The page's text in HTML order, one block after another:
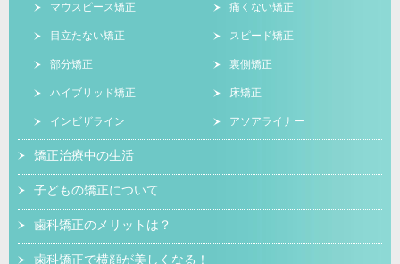
マウスピース矯正 痛くない矯正
目立たない矯正 スピード矯正
部分矯正 裏側矯正
ハイブリッド矯正 床矯正
インビザライン アソアライナー
矯正治療中の生活
子どもの矯正について
歯科矯正のメリットは？
歯科矯正で横顔が美しくなる！